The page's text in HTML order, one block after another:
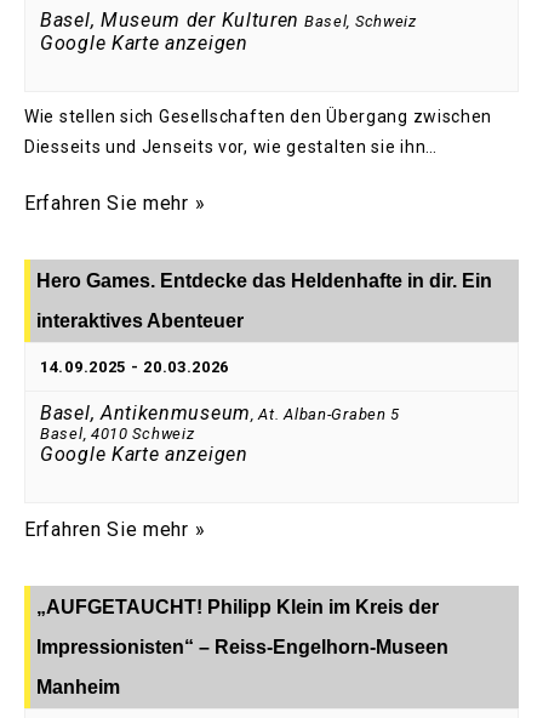
Basel, Museum der Kulturen Basel, Schweiz
Google Karte anzeigen
Wie stellen sich Gesellschaften den Übergang zwischen
Diesseits und Jenseits vor, wie gestalten sie ihn…
Erfahren Sie mehr »
Hero Games. Entdecke das Heldenhafte in dir. Ein
interaktives Abenteuer
14.09.2025 - 20.03.2026
Basel, Antikenmuseum,At. Alban-Graben 5
Basel, 4010 Schweiz
Google Karte anzeigen
Erfahren Sie mehr »
„AUFGETAUCHT! Philipp Klein im Kreis der
Impressionisten“ – Reiss-Engelhorn-Museen
Manheim